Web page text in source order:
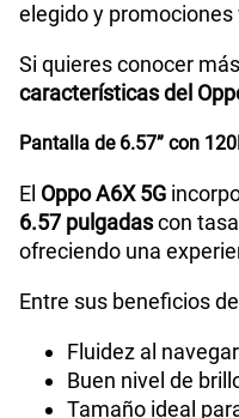
Bluetooth
Cámara de fotos
Radio FM
elegido y promociones
Si quieres conocer
características del
Pantalla de 6.57” con
El Oppo A6X 5G
6.57 pulgadascon
ofreciendo una
Entre sus beneficios
Fluidez al
Buen nivel de
Tamaño ideal